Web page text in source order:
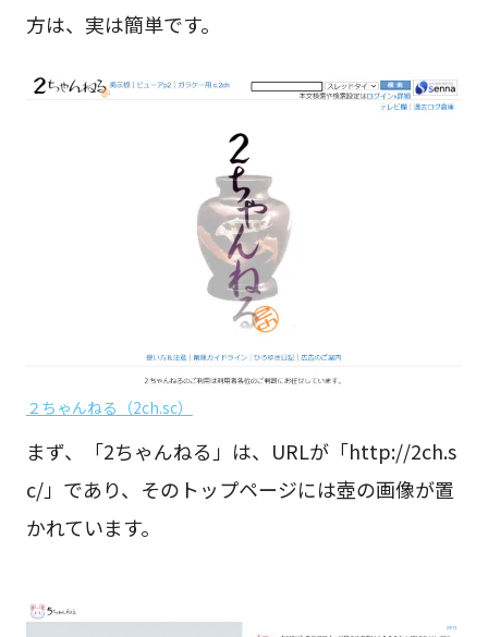
方は、実は簡単です。
２ちゃんねる（2ch.sc）
まず、「2ちゃんねる」は、URLが「http://2ch.s
c/」であり、そのトップページには壺の画像が置
かれています。